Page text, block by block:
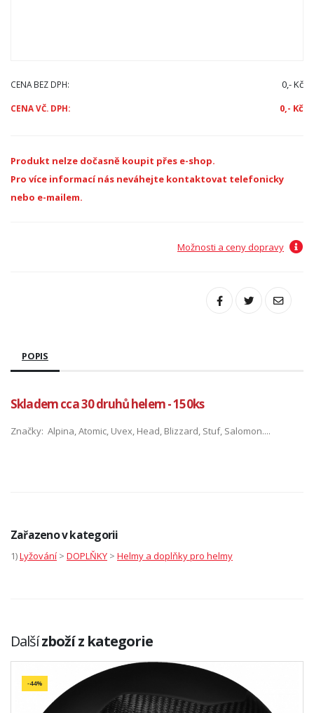
CENA BEZ DPH: 0,- Kč
CENA VČ. DPH: 0,- Kč
Produkt nelze dočasně koupit přes e-shop.
Pro více informací nás neváhejte kontaktovat telefonicky
nebo e-mailem.
Možnosti a ceny dopravy
POPIS
Skladem cca 30 druhů helem - 150ks
Značky: Alpina, Atomic, Uvex, Head, Blizzard, Stuf, Salomon....
Zařazeno v kategorii
1)Lyžování > DOPLŇKY > Helmy a doplňky pro helmy
Dalšízboží z kategorie
-44%